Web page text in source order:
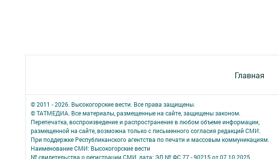
Главная
© 2011 - 2026. Высокогорские вести. Все права защищены.
© ТАТМЕДИА. Все материалы, размещенные на сайте, защищены законом.
Перепечатка, воспроизведение и распространение в любом объеме информации,
размещенной на сайте, возможна только с письменного согласия редакций СМИ.
При поддержке Республиканского агентства по печати и массовым коммуникациям.
Наименование СМИ: Высокогорские вести
№ свидетельства о регистрации СМИ, дата: ЭЛ № ФС 77 - 90215 от 07.10.2025